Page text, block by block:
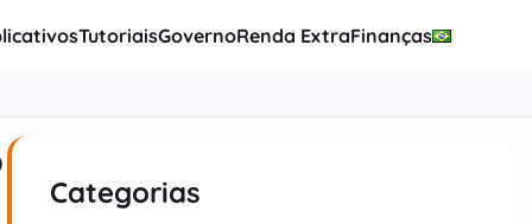
TutoriaisGovernoRenda ExtraFinanças
Categorias